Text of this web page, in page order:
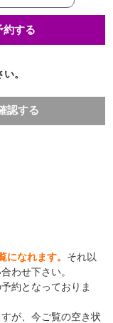
約する
。
認する
なれます。 それ以
わせ下さい。
約となっておりま
が、今ご覧の空き状